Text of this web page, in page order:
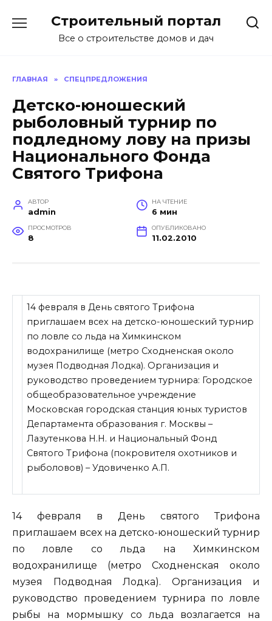
содержанию
Строительный портал
Все о строительстве домов и дач
ГЛАВНАЯ » СПЕЦПРЕДЛОЖЕНИЯ
Детско-юношеский
рыболовный турнир по
подледному лову на призы
Национального Фонда
Святого Трифона
АВТОР
admin
НА ЧТЕНИЕ
6 мин
ПРОСМОТРОВ
8
ОПУБЛИКОВАНО
11.02.2010
14 февраля в День святого Трифона
приглашаем всех на детско-юношеский турнир
по ловле со льда на Химкинском
водохранилище (метро Сходненская около
музея Подводная Лодка). Организация и
руководство проведением турнира: Городское
общеобразовательное учреждение
Московская городская станция юных туристов
Департамента образования г. Москвы –
Лазутенкова Н.Н. и Национальный Фонд
Святого Трифона (покровителя охотников и
рыболовов) – Удовиченко А.П.
14 февраля в День святого Трифона
приглашаем всех на детско-юношеский турнир
по ловле со льда на Химкинском
водохранилище (метро Сходненская около
музея Подводная Лодка). Организация и
руководство проведением турнира по ловле
рыбы на мормышку со льда возлагается на